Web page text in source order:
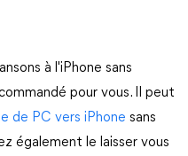
à l'iPhone sans
pour vous. Il peut
de PC vers iPhone sans
également le laisser vous